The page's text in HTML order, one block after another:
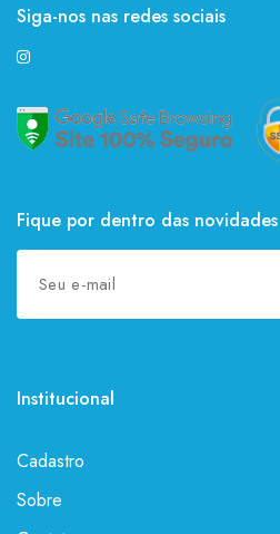
Siga-nos nas redes sociais
Fique por dentro das novidades
Institucional
Cadastro
Sobre